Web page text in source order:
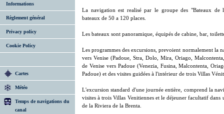
Informations
Règlement général
Privacy policy
Cookie Policy
Cartes
Météo
Temps de navigations du
canal
La navigation est realisé par le groupe des "Bateaux de
bateaux de 50 a 120 places.
Les bateaux sont panoramique, équipés de cabine, bar,
Les programmes des excursions, prevoient normalement la
vers Venise (Padoue, Stra, Dolo, Mira, Oriago,
de Venise vers Padoue (Venezia, Fusina, Malcontenta,
Padoue) et des visites guidées à l'intérieur de trois Villas
L'excursion standard d'une journée entière, comprend la
visites à trois Villas Venitiennes et le déjeuner facultatif dans
de la Riviera de la Brenta.